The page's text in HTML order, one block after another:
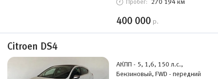
Пробег:
400 000 р.
Citroen DS4
АКПП - 5, 1,6, 150 л.с.,
Бензиновый, FWD - передний